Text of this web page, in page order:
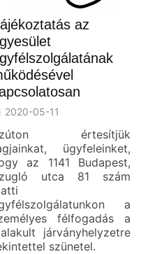
az
2020-05-11
értesítjük
ügyfeleinket,
az 1141 Budapest,
utca 81 szám
a
félfogadás a
járványhelyzetre
szünetel.